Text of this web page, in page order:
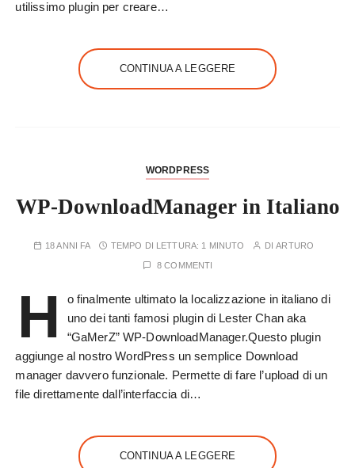
utilissimo plugin per creare…
CONTINUA A LEGGERE
WORDPRESS
WP-DownloadManager in Italiano
18 ANNI FA TEMPO DI LETTURA: 1 MINUTO DIARTURO
8 COMMENTI
H
o finalmente ultimato la localizzazione in italiano di
uno dei tanti famosi plugin di Lester Chan aka
“GaMerZ” WP-DownloadManager.Questo plugin
aggiunge al nostro WordPress un semplice Download
manager davvero funzionale. Permette di fare l’upload di un
file direttamente dall’interfaccia di…
CONTINUA A LEGGERE